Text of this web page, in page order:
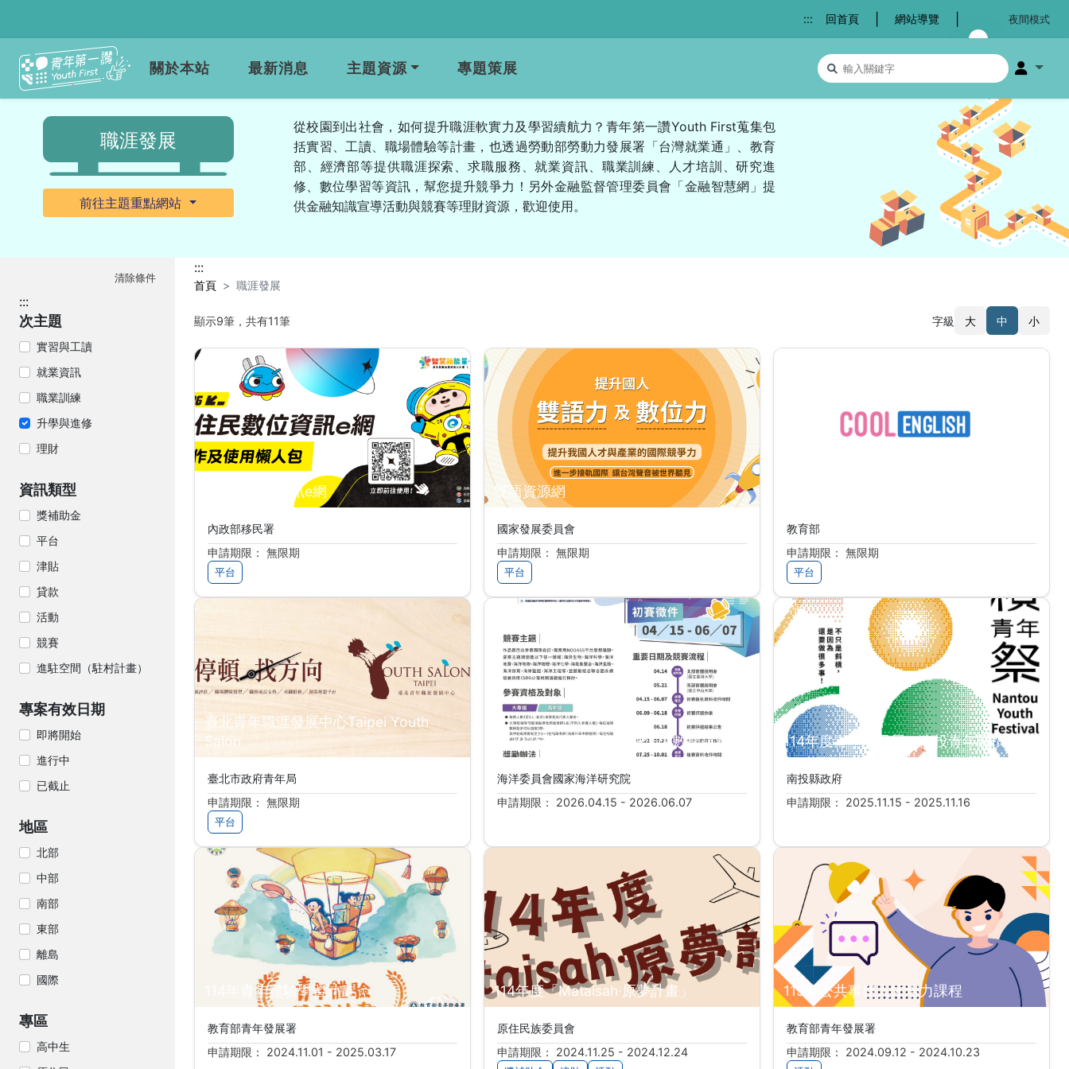
::: 回首頁 網站導覽 夜間模式
關於本站 最新消息 主題資源 專題策展 搜尋關鍵字 會員選
職涯發展
前往主題重點網站
從校園到出社會，如何提升職涯軟實力及學習續航力？青年第一讚Youth First蒐集包
括實習、工讀、職場體驗等計畫，也透過勞動部勞動力發展署「台灣就業通」、教育
部、經濟部等提供職涯探索、求職服務、就業資訊、職業訓練、人才培訓、研究進
修、數位學習等資訊，幫您提升競爭力！另外金融監督管理委員會「金融智慧網」提
供金融知識宣導活動與競賽等理財資源，歡迎使用。
清除條件
:::
次主題
實習與工讀
就業資訊
職業訓練
升學與進修
理財
資訊類型
獎補助金
平台
津貼
貸款
活動
競賽
進駐空間（駐村計畫）
專案有效日期
即將開始
進行中
已截止
地區
北部
中部
南部
東部
離島
國際
專區
高中生
:::
首頁 職涯發展
顯示9筆，共有11筆 字級 大 中 小
搜尋結果
新住民數位資訊e網
內政部移民署
申請期限： 無限期
平台
雙語資源網
國家發展委員會
申請期限： 無限期
平台
教育部
申請期限： 無限期
平台
臺北青年職涯發展中心Taipei Youth
Salon
臺北市政府青年局
申請期限： 無限期
平台
「2026第四屆諾大師海洋大數據競賽」
海洋委員會國家海洋研究院
申請期限： 2026.04.15 - 2026.06.07
114年度青年成果展－南投青年開槓祭
南投縣政府
申請期限： 2025.11.15 - 2025.11.16
114年青年體驗學習計畫
教育部青年發展署
申請期限： 2024.11.01 - 2025.03.17
114年度「Mataisah‧原夢計畫」
原住民族委員會
申請期限： 2024.11.25 - 2024.12.24
113年公共事務人才培力課程
教育部青年發展署
申請期限： 2024.09.12 - 2024.10.23